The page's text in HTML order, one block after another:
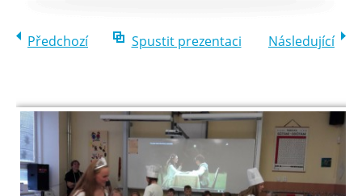
Předchozí Spustit prezentaci Následující